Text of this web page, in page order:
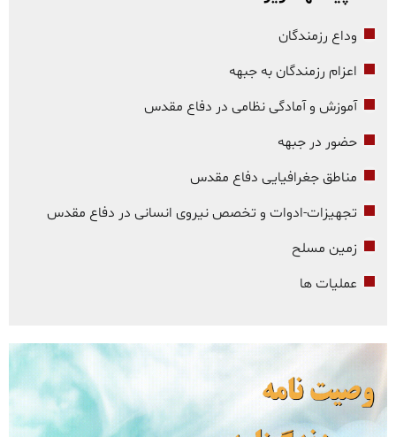
وداع رزمندگان
اعزام رزمندگان به جبهه
آموزش و آمادگی نظامی در دفاع مقدس
حضور در جبهه
مناطق جغرافیایی دفاع مقدس
تجهیزات-ادوات و تخصص نیروی انسانی در دفاع مقدس
زمین مسلح
عملیات ها